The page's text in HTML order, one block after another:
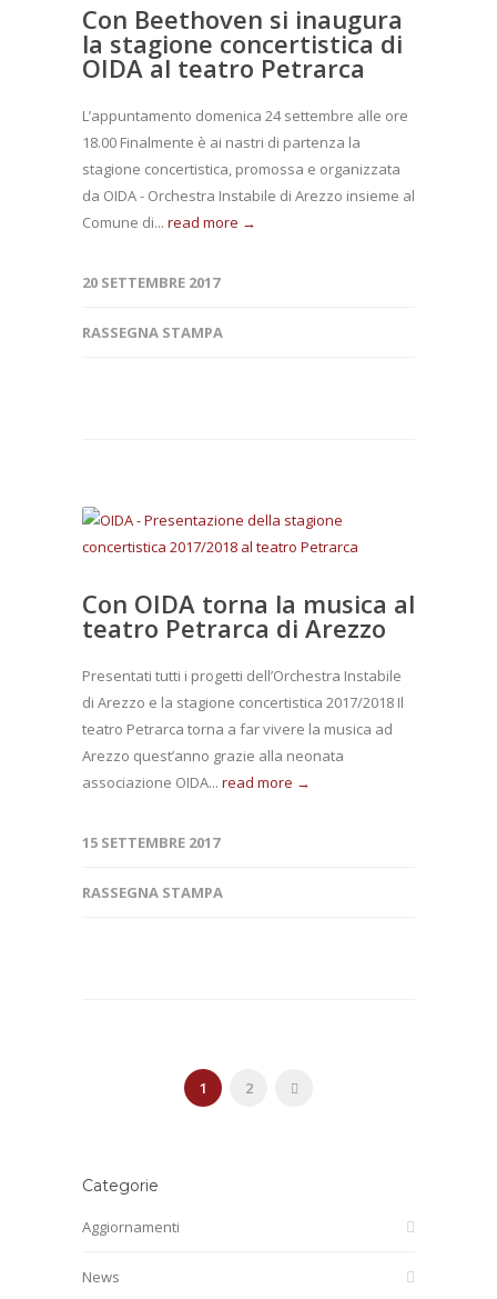
Con Beethoven si inaugura
la stagione concertistica di
OIDA al teatro Petrarca
L’appuntamento domenica 24 settembre alle ore
18.00 Finalmente è ai nastri di partenza la
stagione concertistica, promossa e organizzata
da OIDA - Orchestra Instabile di Arezzo insieme al
Comune di... read more →
20 SETTEMBRE 2017
RASSEGNA STAMPA
Con OIDA torna la musica al
teatro Petrarca di Arezzo
Presentati tutti i progetti dell’Orchestra Instabile
di Arezzo e la stagione concertistica 2017/2018 Il
teatro Petrarca torna a far vivere la musica ad
Arezzo quest’anno grazie alla neonata
associazione OIDA... read more →
15 SETTEMBRE 2017
RASSEGNA STAMPA
1 2
Categorie
Aggiornamenti
News